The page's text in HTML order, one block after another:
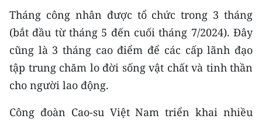
Media Xã hội
Media Pháp luật
Media Du lịch
Media Thế giới
Tháng công nhân được tổ chức trong 3 tháng
(bắt đầu từ tháng 5 đến cuối tháng 7/2024). Đây
cũng là 3 tháng cao điểm để các cấp lãnh đạo
tập trung chăm lo đời sống vật chất và tinh thần
cho người lao động.
Công đoàn Cao-su Việt Nam triển khai nhiều